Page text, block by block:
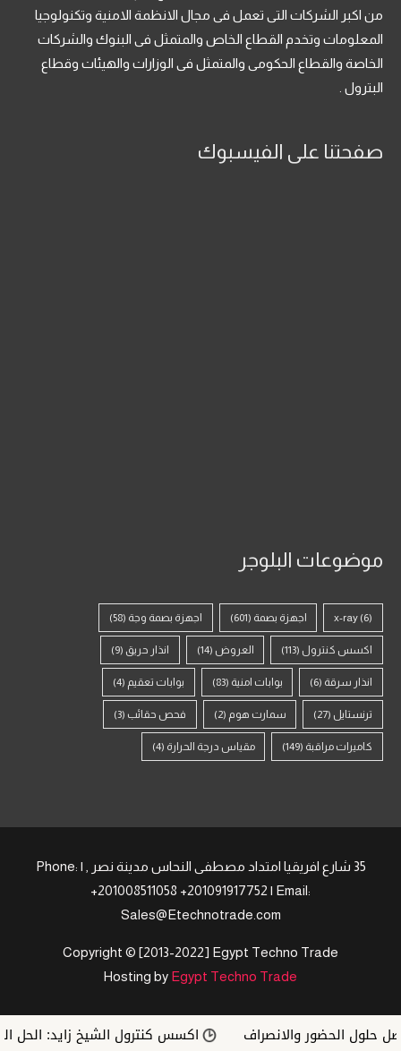
من اكبر الشركات التى تعمل فى مجال الانظمة الامنية وتكنولوجيا
المعلومات وتخدم القطاع الخاص والمتمثل فى البنوك والشركات
الخاصة والقطاع الحكومى والمتمثل فى الوزارات والهيئات وقطاع
البترول .
صفحتنا على الفيسبوك
موضوعات البلوجر
x-ray (6) اجهزة بصمة (601) اجهزة بصمة وجة (58)
اكسس كنترول (113) العروض (14) انذار حريق (9)
انذار سرقة (6) بوابات امنية (83) بوابات تعقيم (4)
ترنستايل (27) سمارت هوم (2) فحص حقائب (3)
كاميرات مراقبة (149) مقياس درجة الحرارة (4)
35 شارع افريقيا امتداد مصطفى النحاس مدينة نصر , | Phone:
+201008511058 +201091917752 | Email:
Sales@Etechnotrade.com
Copyright © [2013-2022] Egypt Techno Trade
Hosting by Egypt Techno Trade
الحضور والانصراف اكسس كنترول الشيخ زايد: الحل